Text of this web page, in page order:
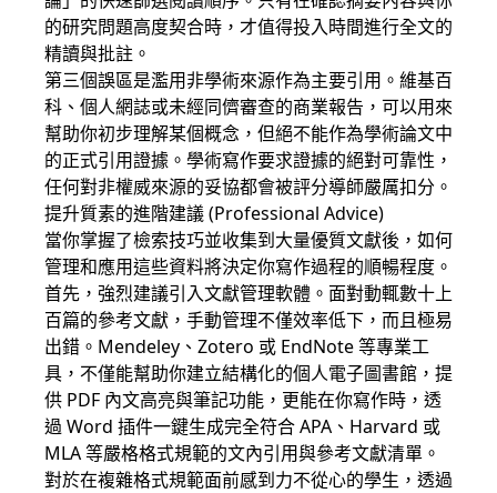
的研究問題高度契合時，才值得投入時間進行全文的
精讀與批註。
第三個誤區是濫用非學術來源作為主要引用。維基百
科、個人網誌或未經同儕審查的商業報告，可以用來
幫助你初步理解某個概念，但絕不能作為學術論文中
的正式引用證據。學術寫作要求證據的絕對可靠性，
任何對非權威來源的妥協都會被評分導師嚴厲扣分。
提升質素的進階建議 (Professional Advice)
當你掌握了檢索技巧並收集到大量優質文獻後，如何
管理和應用這些資料將決定你寫作過程的順暢程度。
首先，強烈建議引入文獻管理軟體。面對動輒數十上
百篇的參考文獻，手動管理不僅效率低下，而且極易
出錯。Mendeley、Zotero 或 EndNote 等專業工
具，不僅能幫助你建立結構化的個人電子圖書館，提
供 PDF 內文高亮與筆記功能，更能在你寫作時，透
過 Word 插件一鍵生成完全符合 APA、Harvard 或
MLA 等嚴格格式規範的文內引用與參考文獻清單。
對於在複雜格式規範面前感到力不從心的學生，透過